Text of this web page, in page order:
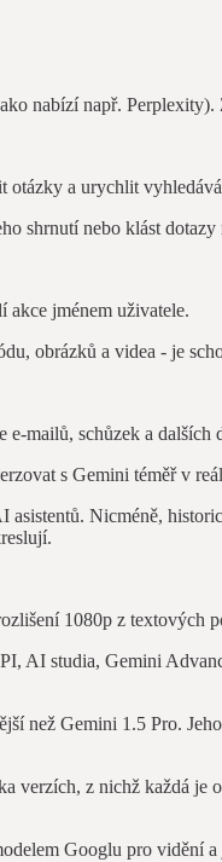
nabízí např.
otázky a urychlit
shrnutí nebo klást dotazy
akce jménem uživatele.
obrázků a videa - je
mailů, schůzek a dalších
s Gemini téměř v
Nicméně,
1080p z textových
AI studia, Gemini
než Gemini 1.5 Pro.
verzích, z nichž každá je
Googlu pro vidění